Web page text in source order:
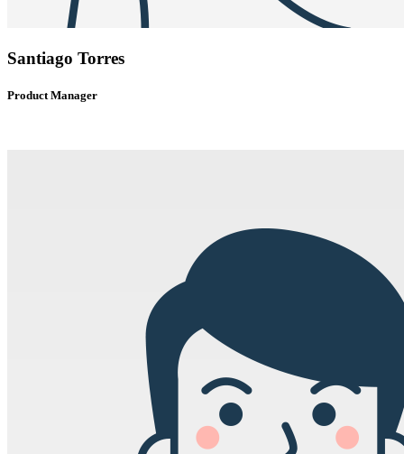
Santiago Torres
Product Manager